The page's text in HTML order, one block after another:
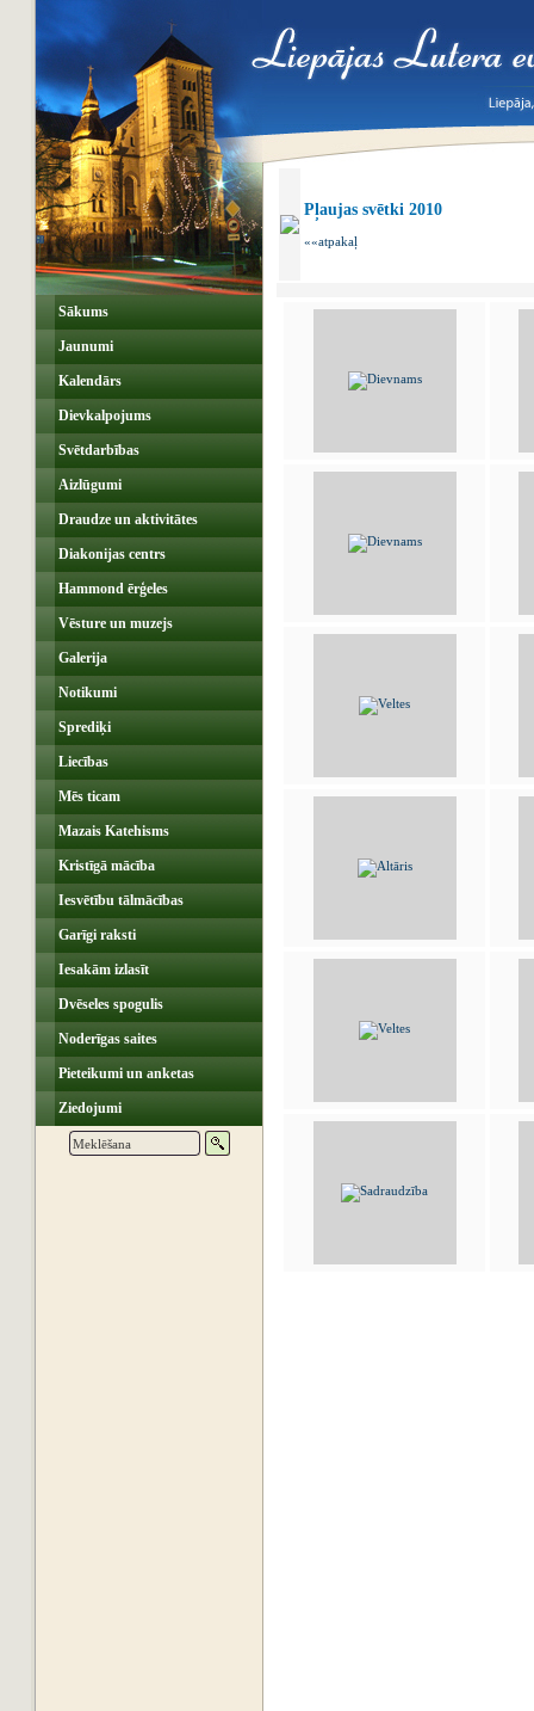
Sākums
Jaunumi
Kalendārs
Dievkalpojums
Svētdarbības
Aizlūgumi
Draudze un aktivitātes
Diakonijas centrs
Hammond ērģeles
Vēsture un muzejs
Galerija
Notikumi
Sprediķi
Liecības
Mēs ticam
Mazais Katehisms
Kristīgā mācība
Iesvētību tālmācības
Garīgi raksti
Iesakām izlasīt
Dvēseles spogulis
Noderīgas saites
Pieteikumi un anketas
Ziedojumi
Pļaujas svētki 2010
««atpakaļ